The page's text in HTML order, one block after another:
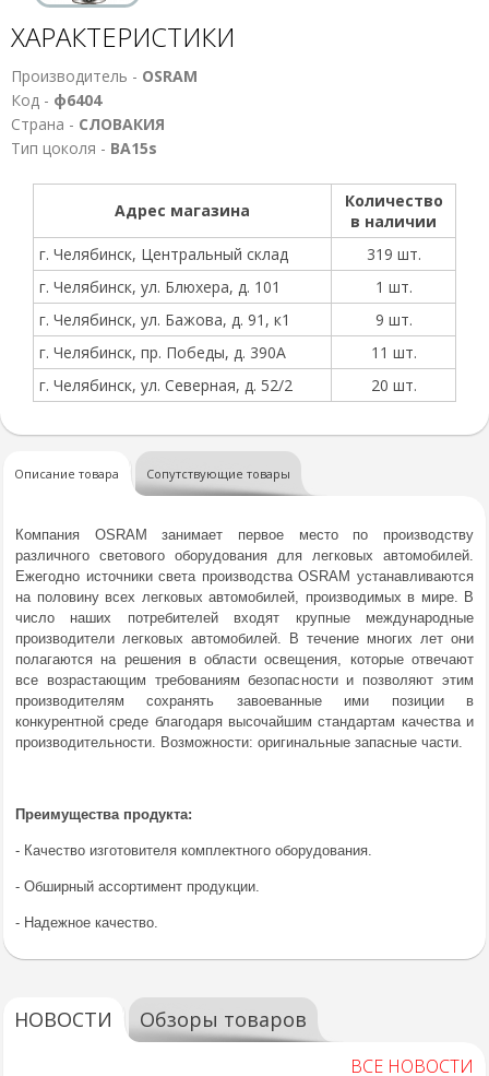
ХАРАКТЕРИСТИКИ
Производитель - OSRAM
Код - ф6404
Страна - СЛОВАКИЯ
Тип цоколя - ВА15s
Адрес магазина
Количество
в наличии
г. Челябинск, Центральный склад
319 шт.
г. Челябинск, ул. Блюхера, д. 101
1 шт.
г. Челябинск, ул. Бажова, д. 91, к1
9 шт.
г. Челябинск, пр. Победы, д. 390А
11 шт.
г. Челябинск, ул. Северная, д. 52/2
20 шт.
Описание товара Сопутствующие товары
Компания OSRAM занимает первое место по производству
различного светового оборудования для легковых автомобилей.
Ежегодно источники света производства OSRAM устанавливаются
на половину всех легковых автомобилей, производимых в мире. В
число наших потребителей входят крупные международные
производители легковых автомобилей. В течение многих лет они
полагаются на решения в области освещения, которые отвечают
все возрастающим требованиям безопасности и позволяют этим
производителям сохранять завоеванные ими позиции в
конкурентной среде благодаря высочайшим стандартам качества и
производительности. Возможности: оригинальные запасные части.
Преимущества продукта:
- Качество изготовителя комплектного оборудования.
- Обширный ассортимент продукции.
- Надежное качество.
НОВОСТИ Обзоры товаров
ВСЕ НОВОСТИ